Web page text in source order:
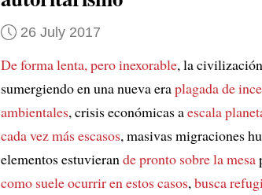
26 July 2017
De forma lenta, pero inexorable, la
sumergiendo en una nueva eraplagada de
ambientales, crisis económicas aescala
cada vez más escasos, masivas migraciones
elementos estuvieran de pronto sobre la mesa
como suele ocurrir en estos casos, busca